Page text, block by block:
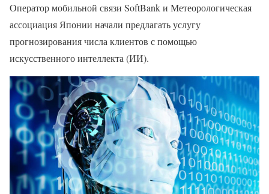
Оператор мобильной связи SoftBank и Метеорологическая
ассоциация Японии начали предлагать услугу
прогнозирования числа клиентов с помощью
искусственного интеллекта (ИИ).